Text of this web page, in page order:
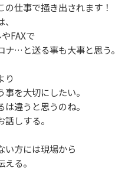
の仕事で掻き出されます！
FAXで
ナ…と送る事も大事と思う。
り
を大切にしたい。
違うと思うのね。
しする。
い方には現場から
る。